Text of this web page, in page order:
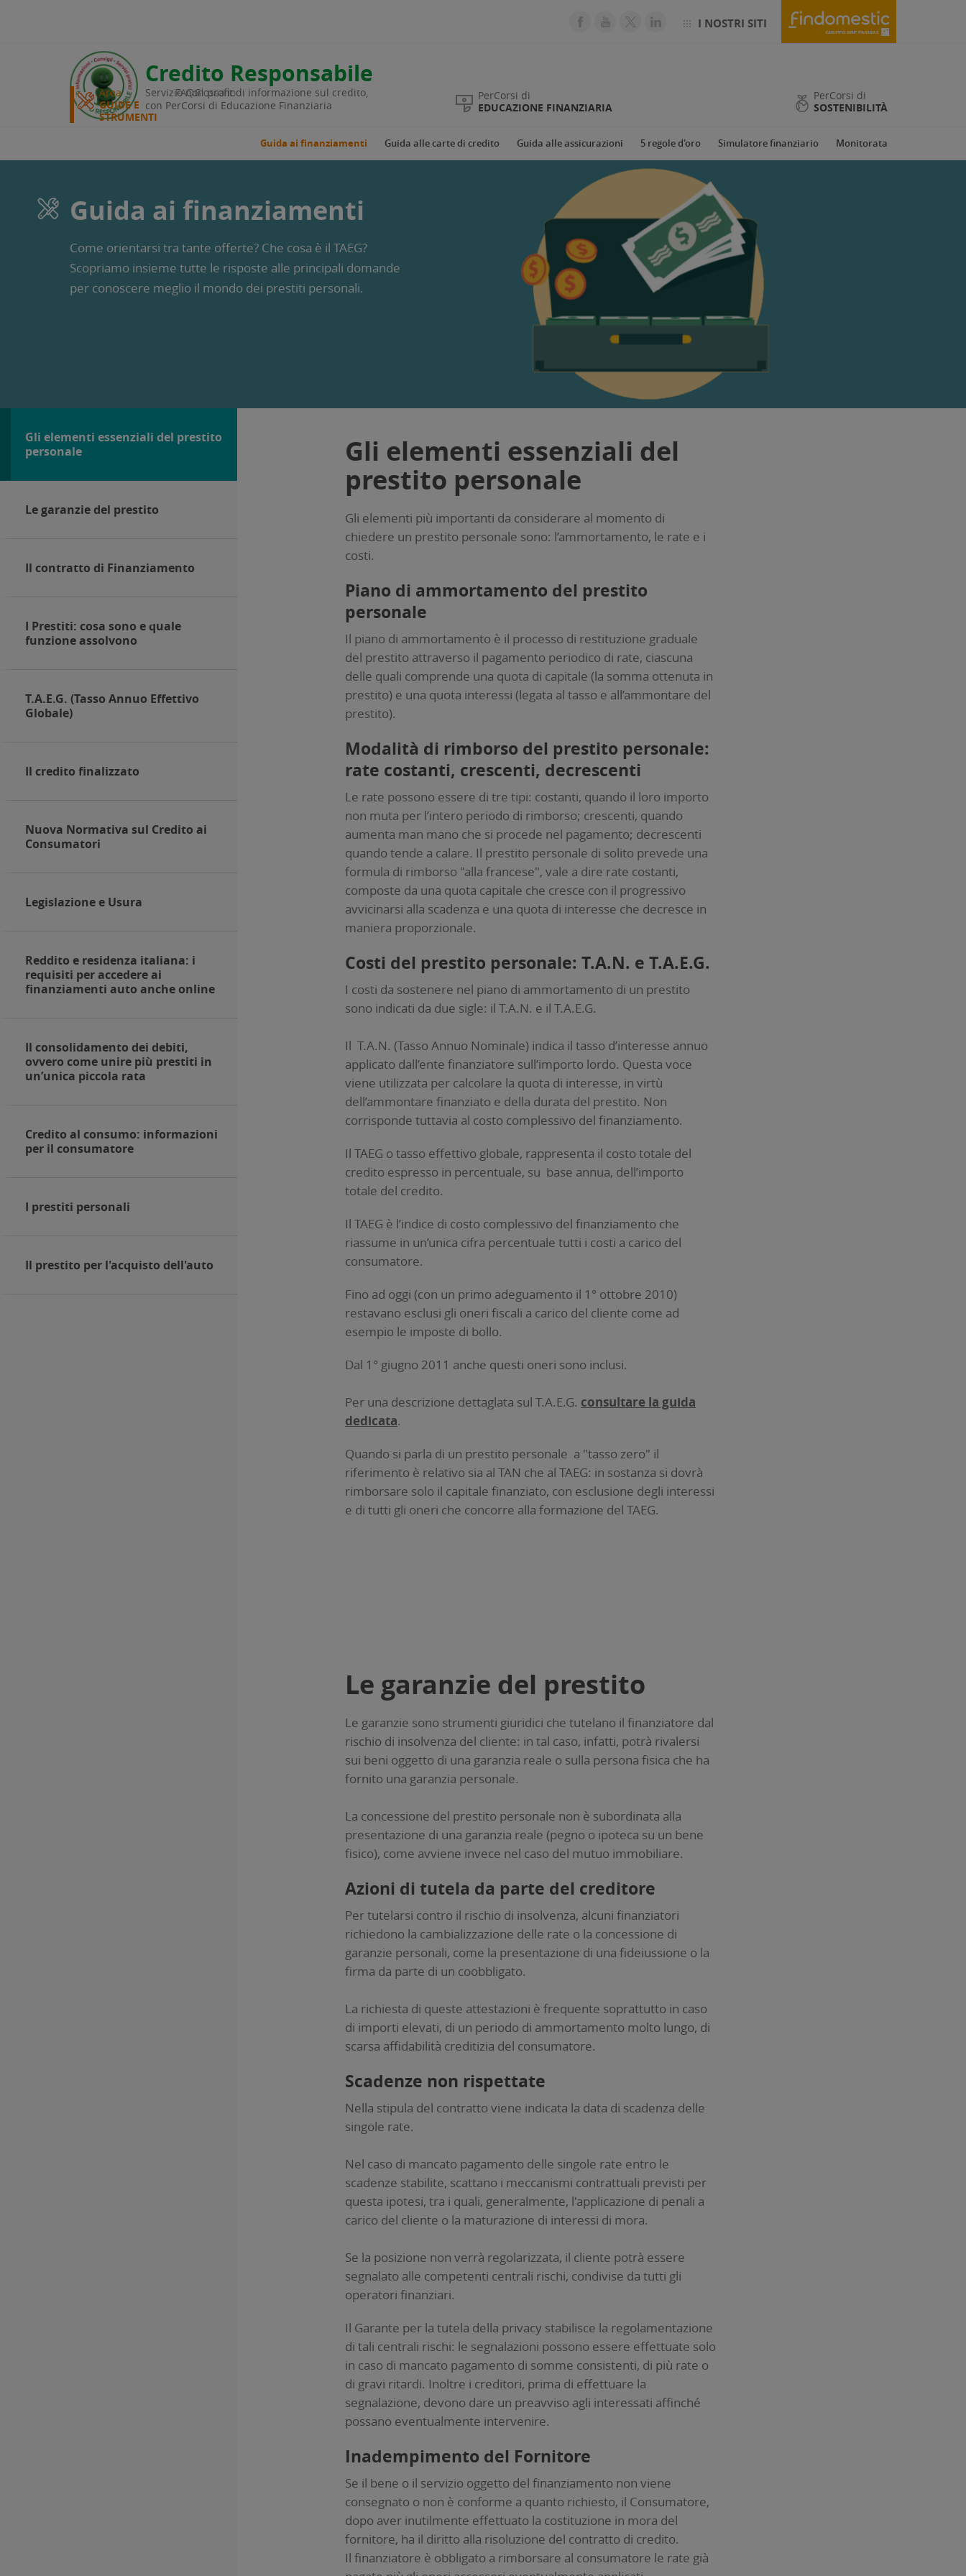
I NOSTRI SITI
Credito Responsabile
Servizio non profit di informazione sul credito,
con PerCorsi di Educazione Finanziaria
PerCorsi di
EDUCAZIONE FINANZIARIA
PerCorsi di
SOSTENIBILITÀ
Area
GUIDE E
STRUMENTI
Guida ai finanziamenti Guida alle carte di credito Guida alle assicurazioni 5 regole d'oro Simulatore finanziario Monitorata
FAQGlossario
Guida ai finanziamenti
Come orientarsi tra tante offerte? Che cosa è il TAEG?
Scopriamo insieme tutte le risposte alle principali domande
per conoscere meglio il mondo dei prestiti personali.
Gli elementi essenziali del prestito
personale
Le garanzie del prestito
Il contratto di Finanziamento
I Prestiti: cosa sono e quale
funzione assolvono
T.A.E.G. (Tasso Annuo Effettivo
Globale)
Il credito finalizzato
Nuova Normativa sul Credito ai
Consumatori
Legislazione e Usura
Reddito e residenza italiana: i
requisiti per accedere ai
finanziamenti auto anche online
Il consolidamento dei debiti,
ovvero come unire più prestiti in
un’unica piccola rata
Credito al consumo: informazioni
per il consumatore
I prestiti personali
Il prestito per l'acquisto dell'auto
Gli elementi essenziali del
prestito personale
Gli elementi più importanti da considerare al momento di
chiedere un prestito personale sono: l’ammortamento, le rate e i
costi.
Piano di ammortamento del prestito
personale
Il piano di ammortamento è il processo di restituzione graduale
del prestito attraverso il pagamento periodico di rate, ciascuna
delle quali comprende una quota di capitale (la somma ottenuta in
prestito) e una quota interessi (legata al tasso e all’ammontare del
prestito).
Modalità di rimborso del prestito personale:
rate costanti, crescenti, decrescenti
Le rate possono essere di tre tipi: costanti, quando il loro importo
non muta per l’intero periodo di rimborso; crescenti, quando
aumenta man mano che si procede nel pagamento; decrescenti
quando tende a calare. Il prestito personale di solito prevede una
formula di rimborso "alla francese", vale a dire rate costanti,
composte da una quota capitale che cresce con il progressivo
avvicinarsi alla scadenza e una quota di interesse che decresce in
maniera proporzionale.
Costi del prestito personale: T.A.N. e T.A.E.G.
I costi da sostenere nel piano di ammortamento di un prestito
sono indicati da due sigle: il T.A.N. e il T.A.E.G.
Il T.A.N. (Tasso Annuo Nominale) indica il tasso d’interesse annuo
applicato dall’ente finanziatore sull’importo lordo. Questa voce
viene utilizzata per calcolare la quota di interesse, in virtù
dell’ammontare finanziato e della durata del prestito. Non
corrisponde tuttavia al costo complessivo del finanziamento.
Il TAEG o tasso effettivo globale, rappresenta il costo totale del
credito espresso in percentuale, su base annua, dell’importo
totale del credito.
Il TAEG è l’indice di costo complessivo del finanziamento che
riassume in un’unica cifra percentuale tutti i costi a carico del
consumatore.
Fino ad oggi (con un primo adeguamento il 1° ottobre 2010)
restavano esclusi gli oneri fiscali a carico del cliente come ad
esempio le imposte di bollo.
Dal 1° giugno 2011 anche questi oneri sono inclusi.
Per una descrizione dettaglata sul T.A.E.G. consultare la guida
dedicata.
Quando si parla di un prestito personale a "tasso zero" il
riferimento è relativo sia al TAN che al TAEG: in sostanza si dovrà
rimborsare solo il capitale finanziato, con esclusione degli interessi
e di tutti gli oneri che concorre alla formazione del TAEG.
Le garanzie del prestito
Le garanzie sono strumenti giuridici che tutelano il finanziatore dal
rischio di insolvenza del cliente: in tal caso, infatti, potrà rivalersi
sui beni oggetto di una garanzia reale o sulla persona fisica che ha
fornito una garanzia personale.
La concessione del prestito personale non è subordinata alla
presentazione di una garanzia reale (pegno o ipoteca su un bene
fisico), come avviene invece nel caso del mutuo immobiliare.
Azioni di tutela da parte del creditore
Per tutelarsi contro il rischio di insolvenza, alcuni finanziatori
richiedono la cambializzazione delle rate o la concessione di
garanzie personali, come la presentazione di una fideiussione o la
firma da parte di un coobbligato.
La richiesta di queste attestazioni è frequente soprattutto in caso
di importi elevati, di un periodo di ammortamento molto lungo, di
scarsa affidabilità creditizia del consumatore.
Scadenze non rispettate
Nella stipula del contratto viene indicata la data di scadenza delle
singole rate.
Nel caso di mancato pagamento delle singole rate entro le
scadenze stabilite, scattano i meccanismi contrattuali previsti per
questa ipotesi, tra i quali, generalmente, l'applicazione di penali a
carico del cliente o la maturazione di interessi di mora.
Se la posizione non verrà regolarizzata, il cliente potrà essere
segnalato alle competenti centrali rischi, condivise da tutti gli
operatori finanziari.
Il Garante per la tutela della privacy stabilisce la regolamentazione
di tali centrali rischi: le segnalazioni possono essere effettuate solo
in caso di mancato pagamento di somme consistenti, di più rate o
di gravi ritardi. Inoltre i creditori, prima di effettuare la
segnalazione, devono dare un preavviso agli interessati affinché
possano eventualmente intervenire.
Inadempimento del Fornitore
Se il bene o il servizio oggetto del finanziamento non viene
consegnato o non è conforme a quanto richiesto, il Consumatore,
dopo aver inutilmente effettuato la costituzione in mora del
fornitore, ha il diritto alla risoluzione del contratto di credito.
Il finanziatore è obbligato a rimborsare al consumatore le rate già